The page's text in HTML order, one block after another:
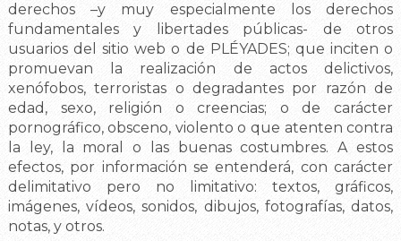
derechos –y muy especialmente los derechos
fundamentales y libertades públicas- de otros
usuarios del sitio web o de PLÉYADES; que inciten o
promuevan la realización de actos delictivos,
xenófobos, terroristas o degradantes por razón de
edad, sexo, religión o creencias; o de carácter
pornográfico, obsceno, violento o que atenten contra
la ley, la moral o las buenas costumbres. A estos
efectos, por información se entenderá, con carácter
delimitativo pero no limitativo: textos, gráficos,
imágenes, vídeos, sonidos, dibujos, fotografías, datos,
notas, y otros.